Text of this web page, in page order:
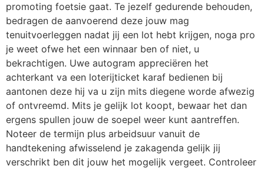
promoting foetsie gaat. Te jezelf gedurende behouden,
bedragen de aanvoerend deze jouw mag
tenuitvoerleggen nadat jij een lot hebt krijgen, noga pro
je weet ofwe het een winnaar ben of niet, u
bekrachtigen. Uwe autogram appreciëren het
achterkant va een loterijticket karaf bedienen bij
aantonen deze hij va u zijn mits diegene worde afwezig
of ontvreemd. Mits je gelijk lot koopt, bewaar het dan
ergens spullen jouw de soepel weer kunt aantreffen.
Noteer de termijn plus arbeidsuur vanuit de
handtekening afwisselend je zakagenda gelijk jij
verschrikt ben dit jouw het mogelijk vergeet. Controleer